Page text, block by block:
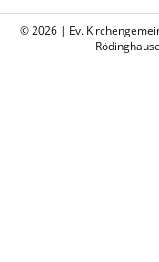
© 2026 | Ev.